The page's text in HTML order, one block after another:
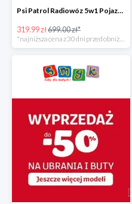
Psi Patrol Radiowóz 5w1 Pojazd ratunkowy z figurką Chase'a
319.99 zł699.00 zł*